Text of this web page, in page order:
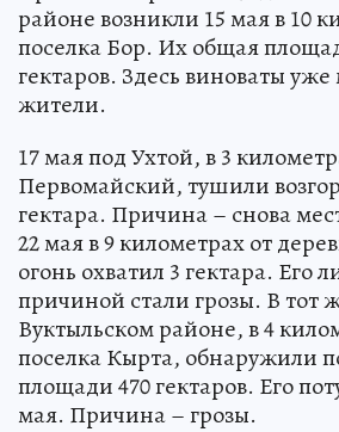
районе возникли 15 мая в 10
поселка Бор. Их общая
гектаров. Здесь виноваты
жители.
17 мая под Ухтой, в 3
Первомайский, тушили
гектара. Причина – снова
22 мая в 9 километрах от
огонь охватил 3 гектара. Его
причиной стали грозы. В тот
Вуктыльском районе, в 4
поселка Кырта, обнаружили
площади 470 гектаров. Его
мая. Причина – грозы.